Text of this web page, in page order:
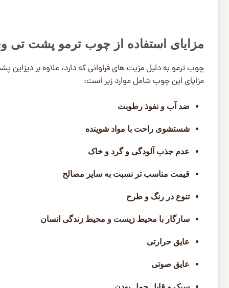
مزایای استفاده از چوب ترمو پشت تی
چوب ترمو به دلیل مزیت های فراوانی که دارد، علاوه بر
مزایای این چوب شامل موارد زیر است:
ضد آب و نفوذ رطوبت
شستشوی راحت با مواد شوینده
عدم جذب آلودگی و گرد و خاک
قیمت مناسب تر نسبت به سایر مصالح
تنوع در رنگ و طرح
سازگار با محیط زیست و محیط زندگی انسان
عایق حرارتی
عایق صوتی